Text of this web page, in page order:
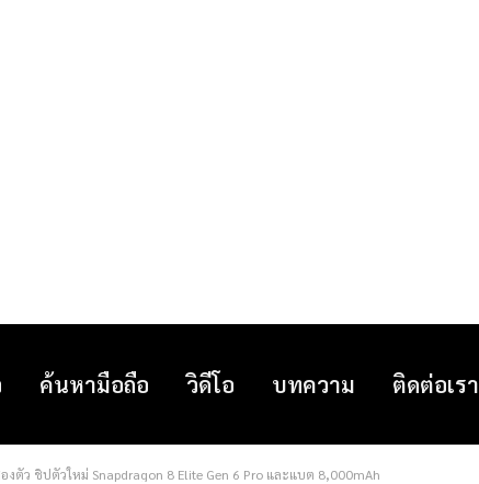
ค้นหามือถือ วิดีโอ บทความ ติดต่อเรา
งตัว ชิปตัวใหม่ Snapdragon 8 Elite Gen 6 Pro และแบต 8,000mAh